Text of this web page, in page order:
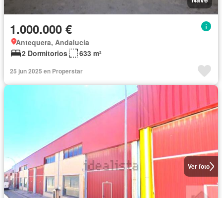
1.000.000 €
Antequera, Andalucía
2 Dormitorios
633 m²
25 jun 2025 en Properstar
Ver foto